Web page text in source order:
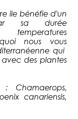
ile bénéfie d'un
sa durée
temperatures
nous vous
qui
des plantes
canariensis,